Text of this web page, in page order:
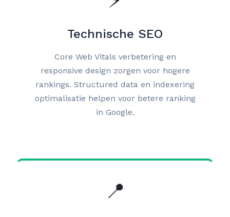
Technische SEO
Core Web Vitals verbetering en
responsive design zorgen voor hogere
rankings. Structured data en indexering
optimalisatie helpen voor betere ranking
in Google.
📍